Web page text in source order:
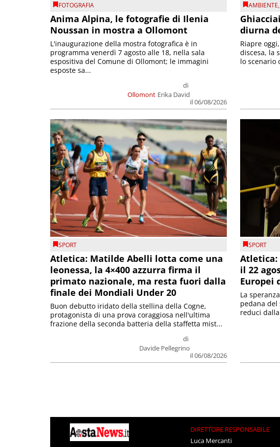
FOTOGRAFIA
Anima Alpina, le fotografie di Ilenia
Noussan in mostra a Ollomont
Ollomont
di
Erika David
il 06/08/2026
L'inaugurazione della mostra fotografica è in
programma venerdì 7 agosto alle 18, nella sala
espositiva del Comune di Ollomont; le immagini
esposte sa...
AMBIENTE
diurna
Riapre
discesa, la
lo scenario
SPORT
Atletica: Matilde Abelli lotta come una
leonessa, la 4×400 azzurra firma il
primato nazionale, ma resta fuori dalla
finale dei Mondiali Under 20
di
Davide Pellegrino
il 06/08/2026
Buon debutto iridato della stellina della Cogne,
protagonista di una prova coraggiosa nell'ultima
frazione della seconda batteria della staffetta mist...
SPORT
Atletica:
il 22
Europei
La
pedana
reduci
DIRETTORE RESPONSABILE
Luca Mercanti